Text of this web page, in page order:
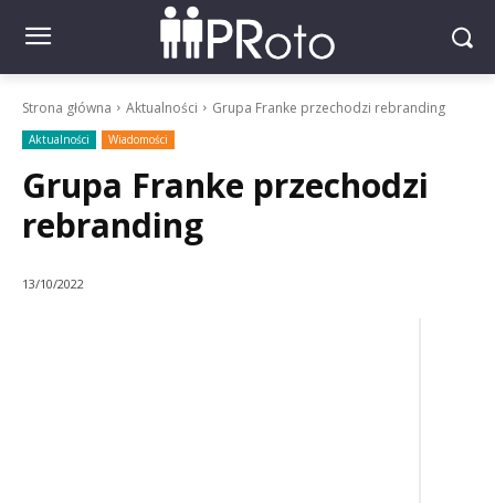
Strona główna Aktualności Grupa Franke przechodzi rebranding
Aktualności Wiadomości
Grupa Franke przechodzi
rebranding
13/10/2022